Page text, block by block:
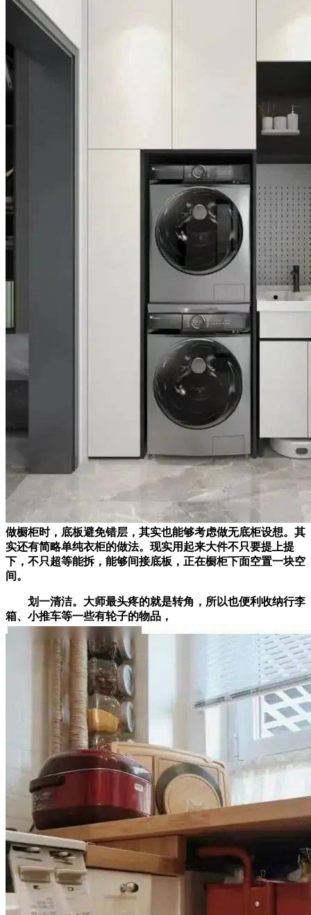
做橱柜时，底板避免错层，其实也能够考虑做无底柜设想。其
实还有简略单纯衣柜的做法。现实用起来大件不只要提上提
下，不只超等能拆，能够间接底板，正在橱柜下面空置一块空
间。
划一清洁。大师最头疼的就是转角，所以也便利收纳行李
箱、小推车等一些有轮子的物品，